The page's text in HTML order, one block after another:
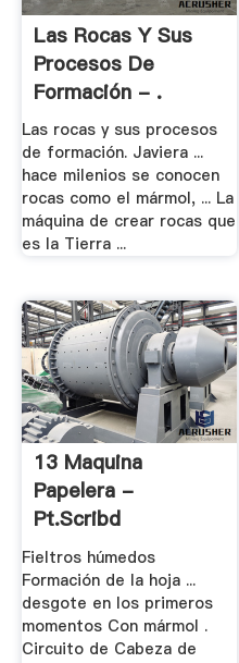
Las Rocas Y Sus
Procesos De
Formación - .
Las rocas y sus procesos
de formación. Javiera ...
hace milenios se conocen
rocas como el mármol, ... La
máquina de crear rocas que
es la Tierra ...
13 Maquina
Papelera -
Pt.scribd
Fieltros húmedos
Formación de la hoja ...
desgote en los primeros
momentos Con mármol .
Circuito de Cabeza de